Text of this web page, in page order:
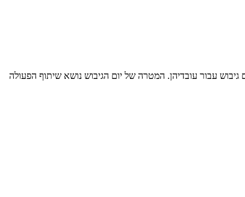
עבור עובדיהן. המטרה של יום הגיבוש נושא שיתוף הפעולה